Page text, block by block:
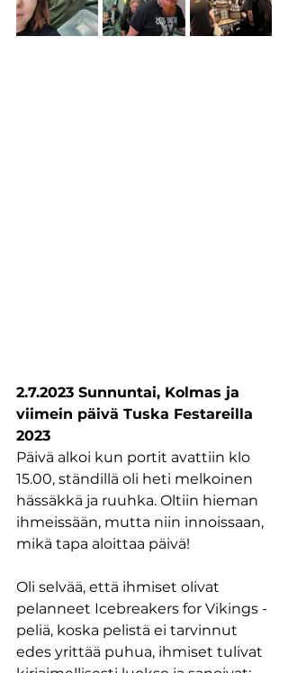
2.7.2023 Sunnuntai, Kolmas ja
viimein päivä Tuska Festareilla
2023
Päivä alkoi kun portit avattiin klo
15.00, ständillä oli heti melkoinen
hässäkkä ja ruuhka. Oltiin hieman
ihmeissään, mutta niin innoissaan,
mikä tapa aloittaa päivä!
Oli selvää, että ihmiset olivat
pelanneet Icebreakers for Vikings -
peliä, koska pelistä ei tarvinnut
edes yrittää puhua, ihmiset tulivat